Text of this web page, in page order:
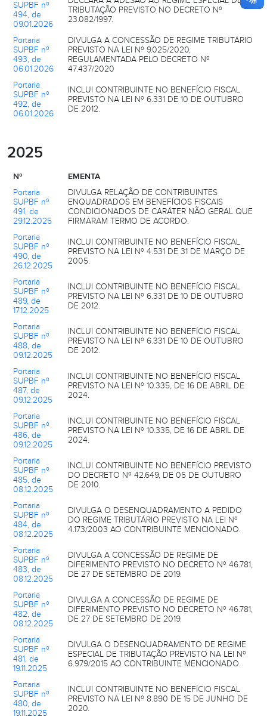
SUPBF nº
494, de
09.01.2026
TRIBUTAÇÃO PREVISTO NO DECRETO Nº
23.082/1997.
Portaria
SUPBF nº
493, de
06.01.2026
DIVULGA A CONCESSÃO DE REGIME TRIBUTÁRIO
PREVISTO NA LEI Nº 9.025/2020,
REGULAMENTADA PELO DECRETO Nº
47.437/2020
Portaria
SUPBF nº
492, de
06.01.2026
INCLUI CONTRIBUINTE NO BENEFÍCIO FISCAL
PREVISTO NA LEI Nº 6.331 DE 10 DE OUTUBRO
DE 2012.
2025
Nº
EMENTA
Portaria
SUPBF nº
491, de
29.12.2025
DIVULGA RELAÇÃO DE CONTRIBUINTES
ENQUADRADOS EM BENEFÍCIOS FISCAIS
CONDICIONADOS DE CARÁTER NÃO GERAL QUE
FIRMARAM TERMO DE ACORDO.
Portaria
SUPBF nº
490, de
26.12.2025
INCLUI CONTRIBUINTE NO BENEFÍCIO FISCAL
PREVISTO NA LEI Nº 4.531 DE 31 DE MARÇO DE
2005.
Portaria
SUPBF nº
489, de
17.12.2025
INCLUI CONTRIBUINTE NO BENEFÍCIO FISCAL
PREVISTO NA LEI Nº 6.331 DE 10 DE OUTUBRO
DE 2012.
Portaria
SUPBF nº
488, de
09.12.2025
INCLUI CONTRIBUINTE NO BENEFÍCIO FISCAL
PREVISTO NA LEI Nº 6.331 DE 10 DE OUTUBRO
DE 2012.
Portaria
SUPBF nº
487, de
09.12.2025
INCLUI CONTRIBUINTE NO BENEFÍCIO FISCAL
PREVISTO NA LEI Nº 10.335, DE 16 DE ABRIL DE
2024.
Portaria
SUPBF nº
486, de
09.12.2025
INCLUI CONTRIBUINTE NO BENEFÍCIO FISCAL
PREVISTO NA LEI Nº 10.335, DE 16 DE ABRIL DE
2024.
Portaria
SUPBF nº
485, de
08.12.2025
INCLUI CONTRIBUINTE NO BENEFÍCIO PREVISTO
DO DECRETO Nº 42.649, DE 05 DE OUTUBRO
DE 2010.
Portaria
SUPBF nº
484, de
08.12.2025
DIVULGA O DESENQUADRAMENTO A PEDIDO
DO REGIME TRIBUTÁRIO PREVISTO NA LEI Nº
4.173/2003 AO CONTRIBUINTE MENCIONADO.
Portaria
SUPBF nº
483, de
08.12.2025
DIVULGA A CONCESSÃO DE REGIME DE
DIFERIMENTO PREVISTO NO DECRETO Nº 46.781,
DE 27 DE SETEMBRO DE 2019.
Portaria
SUPBF nº
482, de
08.12.2025
DIVULGA A CONCESSÃO DE REGIME DE
DIFERIMENTO PREVISTO NO DECRETO Nº 46.781,
DE 27 DE SETEMBRO DE 2019.
Portaria
SUPBF nº
481, de
19.11.2025
DIVULGA O DESENQUADRAMENTO DE REGIME
ESPECIAL DE TRIBUTAÇÃO PREVISTO NA LEI Nº
6.979/2015 AO CONTRIBUINTE MENCIONADO.
Portaria
SUPBF nº
480, de
19.11.2025
INCLUI CONTRIBUINTE NO BENEFÍCIO FISCAL
PREVISTO NA LEI Nº 8.890 DE 15 DE JUNHO DE
2020.